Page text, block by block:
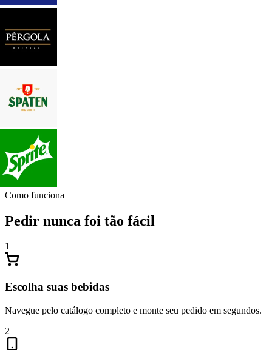
Como funciona
Pedir nunca foi tão fácil
1
Escolha suas bebidas
Navegue pelo catálogo completo e monte seu pedido em segundos.
2